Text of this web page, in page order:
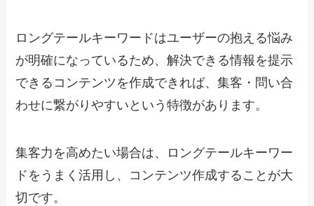
ロングテールキーワードはユーザーの抱える悩み
が明確になっているため、解決できる情報を提示
できるコンテンツを作成できれば、集客・問い合
わせに繋がりやすいという特徴があります。
集客力を高めたい場合は、ロングテールキーワー
ドをうまく活用し、コンテンツ作成することが大
切です。